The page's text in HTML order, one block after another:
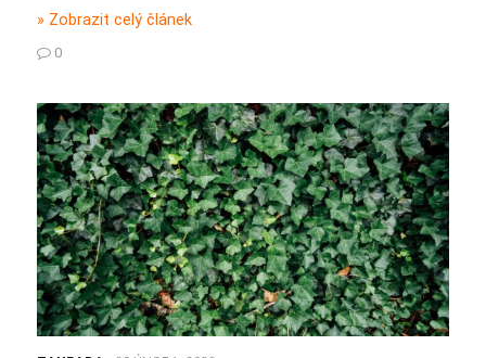
» Zobrazit celý článek
0